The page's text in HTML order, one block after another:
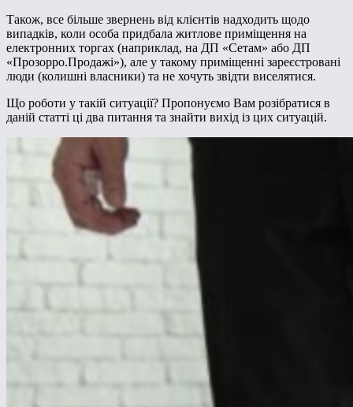
Також, все більше звернень від клієнтів надходить щодо
випадків, коли особа придбала житлове приміщення на
електронних торгах (наприклад, на ДП «Сетам» або ДП
«Прозорро.Продажі»), але у такому приміщенні зареєстровані
люди (колишні власники) та не хочуть звідти виселятися.
Що роботи у такій ситуації? Пропонуємо Вам розібратися в
даній статті ці два питання та знайти вихід із цих ситуацій.